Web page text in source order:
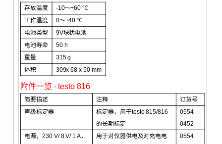
存放温度 -10～+60℃
工作温度 0～+40℃
电池类型
9V块状电池
电池寿命 50 h
重量
315 g
体积
309x 68 x 50 mm
附件一览 - testo 816
简要描述 注释
订货号
声级标定器
标定器，用于testo 815/816
的长期标定
0554
0452
电源，230 V/ 8 V/ 1 A， 用于对仪器供电及对充电电 0554